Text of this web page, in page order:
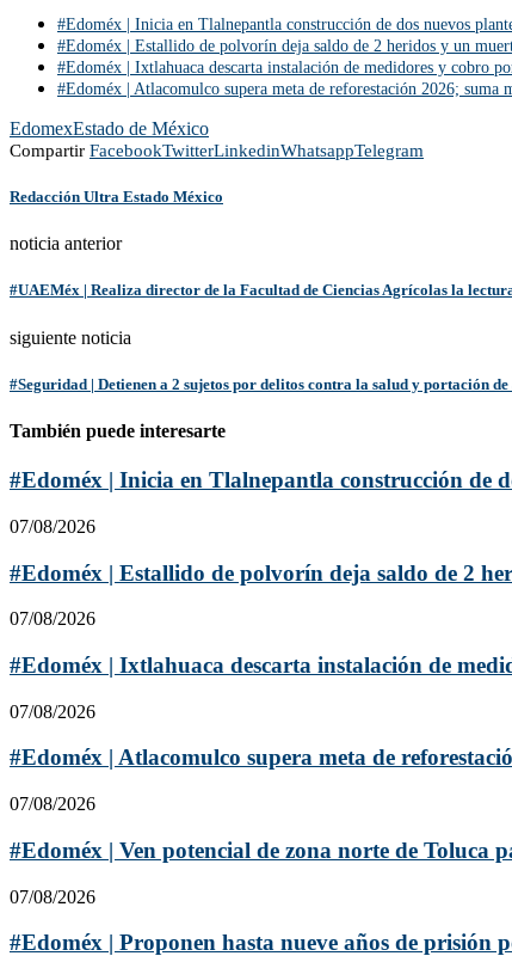
#Edoméx | Inicia en Tlalnepantla construcción de dos nuevos
#Edoméx | Estallido de polvorín deja saldo de 2 heridos y un
#Edoméx | Ixtlahuaca descarta instalación de medidores y cobro
#Edoméx | Atlacomulco supera meta de reforestación 2026; suma
EdomexEstado de México
Compartir FacebookTwitterLinkedinWhatsappTelegram
Redacción Ultra Estado México
noticia anterior
#UAEMéx | Realiza director de la Facultad de Ciencias Agrícolas la
siguiente noticia
#Seguridad | Detienen a 2 sujetos por delitos contra la salud y portación
También puede interesarte
#Edoméx | Inicia en Tlalnepantla construcción de
07/08/2026
#Edoméx | Estallido de polvorín deja saldo de 2
07/08/2026
#Edoméx | Ixtlahuaca descarta instalación de
07/08/2026
#Edoméx | Atlacomulco supera meta de
07/08/2026
#Edoméx | Ven potencial de zona norte de Toluca
07/08/2026
#Edoméx | Proponen hasta nueve años de prisión